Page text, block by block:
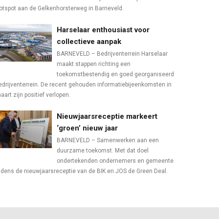
aan de Gelkenhorsterweg in Barneveld.
Harselaar enthousiast voor
collectieve aanpak
BARNEVELD – Bedrijventerrein Harselaar
maakt stappen richting een
toekomstbestendig en goed georganiseerd
De recent gehouden informatiebijeenkomsten in
zijn positief verlopen.
Nieuwjaarsreceptie markeert
‘groen’ nieuw jaar
BARNEVELD – Samenwerken aan een
duurzame toekomst. Met dat doel
ondertekenden ondernemers en gemeente
de nieuwjaarsreceptie van de BIK en JOS de Green Deal.